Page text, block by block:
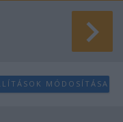
MÓDOSÍTÁSA